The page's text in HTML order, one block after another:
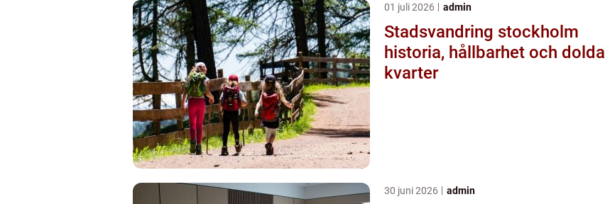
01 juli 2026 admin
Stadsvandring stockholm
historia, hållbarhet och dolda
kvarter
30 juni 2026 admin